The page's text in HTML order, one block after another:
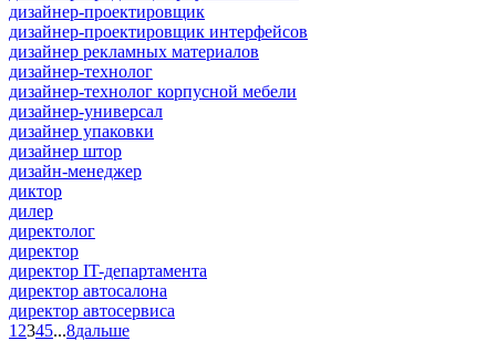
дизайнер-проектировщик
дизайнер-проектировщик интерфейсов
дизайнер рекламных материалов
дизайнер-технолог
дизайнер-технолог корпусной мебели
дизайнер-универсал
дизайнер упаковки
дизайнер штор
дизайн-менеджер
диктор
дилер
директолог
директор
директор IT-департамента
директор автосалона
директор автосервиса
1 2345...8дальше